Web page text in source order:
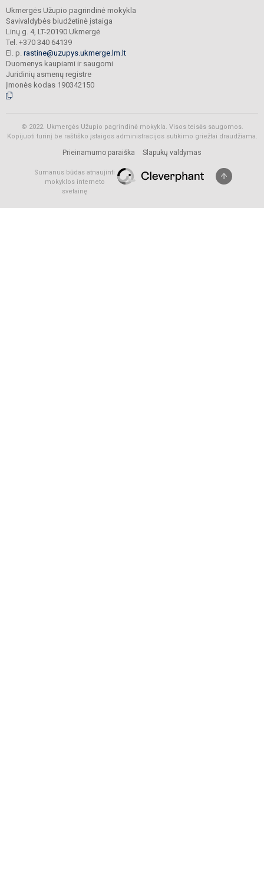
Ukmergės Užupio pagrindinė mokykla
Savivaldybės biudžetinė įstaiga
Linų g. 4, LT-20190 Ukmergė
Tel. +370 340 64139
El. p. rastine@uzupys.ukmerge.lm.lt
Duomenys kaupiami ir saugomi
Juridinių asmenų registre
Įmonės kodas 190342150
© 2022. Ukmergės Užupio pagrindinė mokykla. Visos teisės saugomos.
Kopijuoti turinį be raštiško įstaigos administracijos sutikimo griežtai draudžiama.
Prieinamumo paraiška Slapukų valdymas
Sumanus būdas atnaujinti
mokyklos interneto
svetainę